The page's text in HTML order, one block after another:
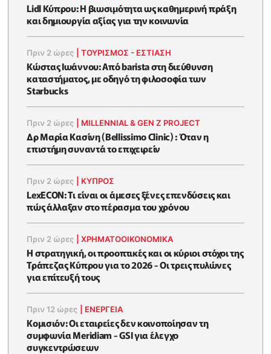
Lidl Κύπρου: Η βιωσιμότητα ως καθημερινή πράξη
και δημιουργία αξίας για την κοινωνία
Πριν 2 ώρες |ΤΟΥΡΙΣΜΟΣ - ΕΣΤΙΑΣΗ
Κώστας Ιωάννου: Από barista στη διεύθυνση
καταστήματος, με οδηγό τη φιλοσοφία των
Starbucks
Πριν 2 ώρες MILLENNIAL & GEN Z PROJECT
Δρ Μαρία Κασίνη (Bellissimo Clinic) : Όταν η
επιστήμη συναντά το επιχειρείν
Πριν 2 ώρες ΚΥΠΡΟΣ
LexECON: Τι είναι οι άμεσες ξένες επενδύσεις και
πώς άλλαξαν στο πέρασμα του χρόνου
Πριν 2 ώρες |ΧΡΗΜΑΤΟΟΙΚΟΝΟΜΙΚΆ
Η στρατηγική, οι προοπτικές και οι κύριοι στόχοι της
Τράπεζας Κύπρου για το 2026 - Οι τρεις πυλώνες
για επίτευξή τους
Πριν 12 ώρες ΕΝΈΡΓΕΙΑ
Κομισιόν: Οι εταιρείες δεν κοινοποίησαν τη
συμφωνία Meridiam - GSI για έλεγχο
συγκεντρώσεων